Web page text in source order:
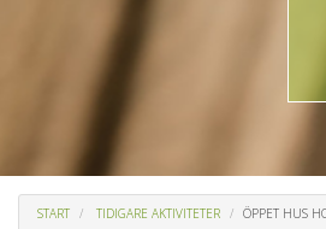
START TIDIGARE AKTIVITETER ÖPPET HUS